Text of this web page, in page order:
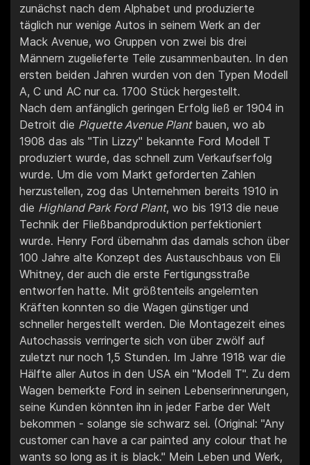
zunächst nach dem Alphabet und produzierte
täglich nur wenige Autos in seinem Werk an der
Mack Avenue, wo Gruppen von zwei bis drei
Männern zugelieferte Teile zusammenbauten. In den
ersten beiden Jahren wurden von den Typen Modell
A, C und AC nur ca. 1700 Stück hergestellt.
Nach dem anfänglich geringen Erfolg ließ er 1904 in
Detroit die Piquette Avenue Plantbauen, wo ab
1908 das als "Tin Lizzy" bekannte Ford Modell T
produziert wurde, das schnell zum Verkaufserfolg
wurde. Um die vom Markt geforderten Zahlen
herzustellen, zog das Unternehmen bereits 1910 in
die Highland Park Ford Plant, wo bis 1913 die neue
Technik der Fließbandproduktion perfektioniert
wurde. Henry Ford übernahm das damals schon über
100 Jahre alte Konzept des Austauschbaus von Eli
Whitney, der auch die erste Fertigungsstraße
entworfen hatte. Mit größtenteils angelernten
Kräften konnten so die Wagen günstiger und
schneller hergestellt werden. Die Montagezeit eines
Autochassis verringerte sich von über zwölf auf
zuletzt nur noch 1,5 Stunden. Im Jahre 1918 war die
Hälfte aller Autos in den USA ein "Modell T". Zu dem
Wagen bemerkte Ford in seinen Lebenserinnerungen,
seine Kunden könnten ihn in jeder Farbe der Welt
bekommen - solange sie schwarz sei. (Original: "Any
customer can have a car painted any colour that he
wants so long as it is black." Mein Leben und Werk,